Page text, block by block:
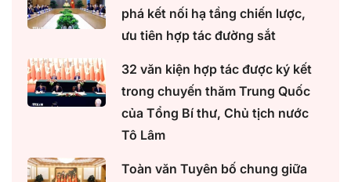
phá kết nối hạ tầng chiến lược,
ưu tiên hợp tác đường sắt
32 văn kiện hợp tác được ký kết
trong chuyến thăm Trung Quốc
của Tổng Bí thư, Chủ tịch nước
Tô Lâm
Toàn văn Tuyên bố chung giữa